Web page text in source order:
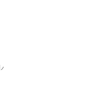
ノ